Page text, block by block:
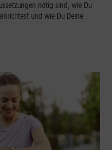
nötig sind, wie Du
und wie Du Deine